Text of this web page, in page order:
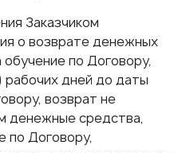
Заказчиком
о возврате денежных
по Договору,
рабочих дней до даты
возврат не
денежные средства,
по Договору,